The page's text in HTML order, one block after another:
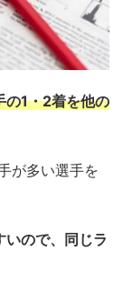
の1・2着を他の
が多い選手を
いので、同じラ